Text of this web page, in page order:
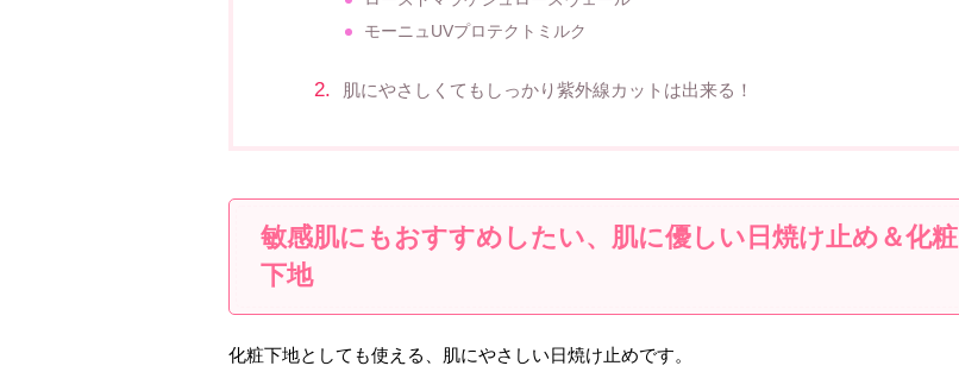
モーニュUVプロテクトミルク
肌にやさしくてもしっかり紫外線カットは出来る！
敏感肌にもおすすめしたい、肌に優しい日焼け止め＆化粧
下地
化粧下地としても使える、肌にやさしい日焼け止めです。